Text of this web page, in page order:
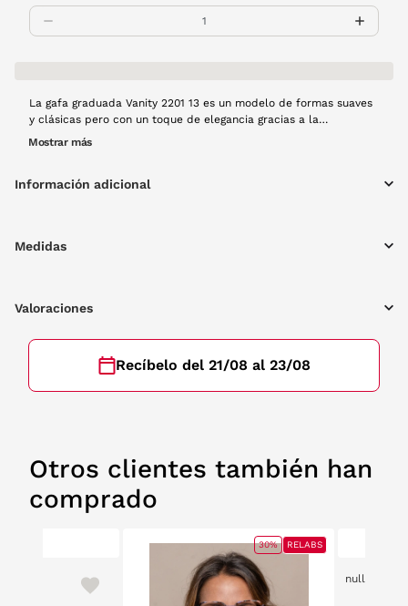
La gafa graduada Vanity 2201 13 es un modelo de formas suaves
y clásicas pero con un toque de elegancia gracias a la
combinación perfecta de grises y azules del frente. Además, las
Mostrar más
Información adicional
Medidas
Valoraciones
Recíbelo del 21/08 al 23/08
Otros clientes también han
comprado
30% RELABS
null